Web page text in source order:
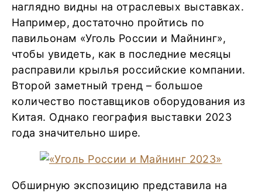
наглядно видны на отраслевых выставках.
Например, достаточно пройтись по
павильонам «Уголь России и Майнинг»,
чтобы увидеть, как в последние месяцы
расправили крылья российские компании.
Второй заметный тренд – большое
количество поставщиков оборудования из
Китая. Однако география выставки 2023
года значительно шире.
Обширную экспозицию представила на